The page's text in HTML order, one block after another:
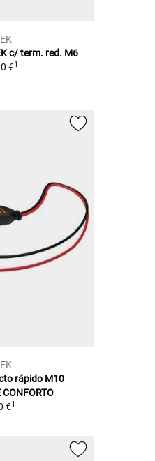
c/ term. red. M6
€1
rápido M10
CONFORTO
€1